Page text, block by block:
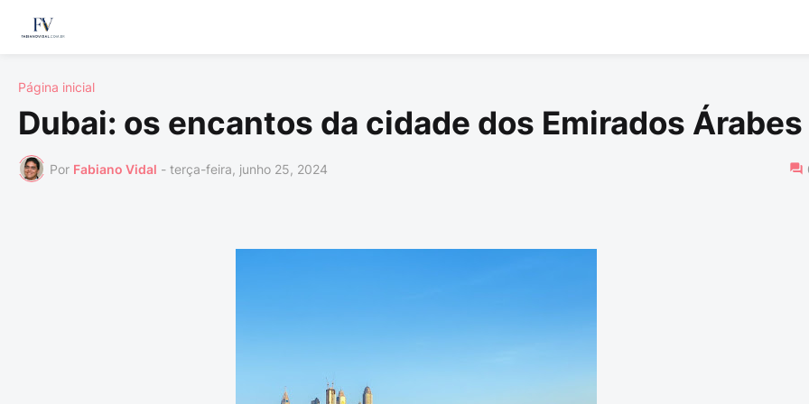
Página inicial
Dubai: os encantos da cidade dos Emirados Árabes
Por Fabiano Vidal - terça-feira, junho 25, 2024